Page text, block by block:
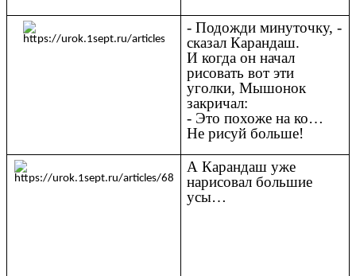
- Подожди минуточку, -
сказал Карандаш.
И когда он начал
рисовать вот эти
уголки, Мышонок
закричал:
- Это похоже на ко…
Не рисуй больше!
А Карандаш уже
нарисовал большие
усы…